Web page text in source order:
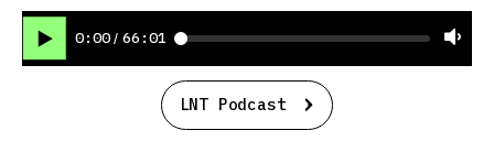
0:00 / 66:01
LNT Podcast